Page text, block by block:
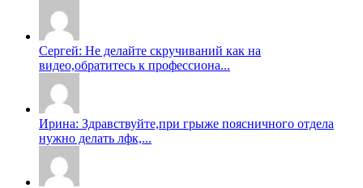
Сергей: Не делайте скручиваний как на
видео,обратитесь к профессиона...
Ирина: Здравствуйте,при грыже поясничного отдела
нужно делать лфк,...